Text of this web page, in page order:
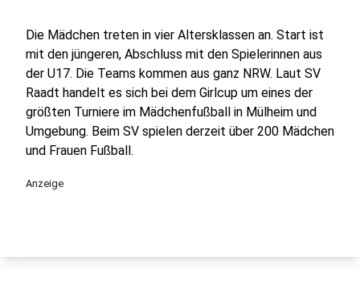
Die Mädchen treten in vier Altersklassen an. Start ist
mit den jüngeren, Abschluss mit den Spielerinnen aus
der U17. Die Teams kommen aus ganz NRW. Laut SV
Raadt handelt es sich bei dem Girlcup um eines der
größten Turniere im Mädchenfußball in Mülheim und
Umgebung. Beim SV spielen derzeit über 200 Mädchen
und Frauen Fußball.
Anzeige